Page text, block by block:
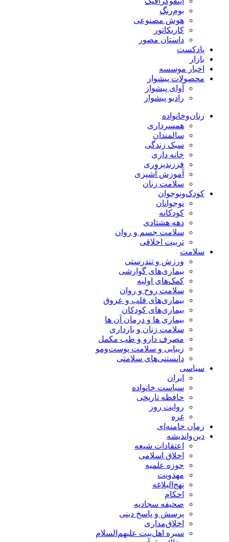
بوم‌رنگ
هوش مصنوعی
کاریکاتور
داستان مصور
پادکست
بازار
اخبار موسسه
محصولات پیشواز
آوای پیشواز
رادیو پیشواز
زنان‌وخانواده
همسرداری
سالمندان
سبک زندگی
خانه داری
فرزندپروری
آموزش آشپزی
سلامت زنان
کودک‌ونوجوان
نوجوانان
کودکانه
دهه هشتادی
سلامت جسم و روان
تربیت اخلاقی
سلامت
ورزش و تندرستی
بیماری‌های گوارشی
کمک‌های اولیه
سلامت روح و روان
بیماری‌های قلب و عروق
بیماری‌های کودکان
بیماری ها و درمان آن ها
سلامت زنان و بارداری
مصرف دارو و طب مکمل
زیبایی و سلامت پوست‌ومو
دانستنی‌های سلامتی
سیاسی
ایران
سیاست خانواده
حافظه تاریخی
روایت روز
غزه
زمان خامنه‌ای
دین‌واندیشه
اعتقادات شیعه
اخلاق اسلامی
حوزه علمیه
مهدویت
نهج‌البلاغه
احکام
صحیفه سجادیه
پرسش و پاسخ دینی
اخلاق‌مداری
سیره اهل‌بیت علیهم‌السلام